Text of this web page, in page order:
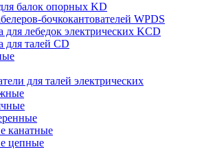
балок опорных KD
бочкокантователей WPDS
для лебедок электрических KCD
для талей CD
для талей электрических
канатные
цепные